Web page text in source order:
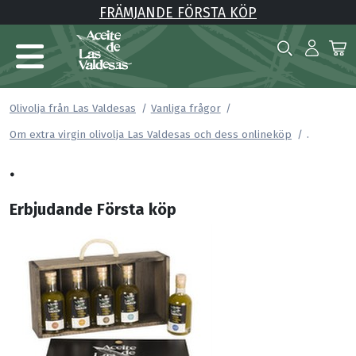
FRÄMJANDE FÖRSTA KÖP
Olivolja från Las Valdesas
Vanliga frågor
Om extra virgin olivolja Las Valdesas och dess onlineköp
.
Erbjudande Första köp
.